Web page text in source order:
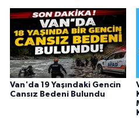
tercih etmiştir.
Van'da 19 Yaşındaki Gencin
Cansız Bedeni Bulundu